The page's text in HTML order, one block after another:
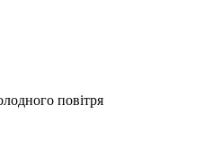
повітря